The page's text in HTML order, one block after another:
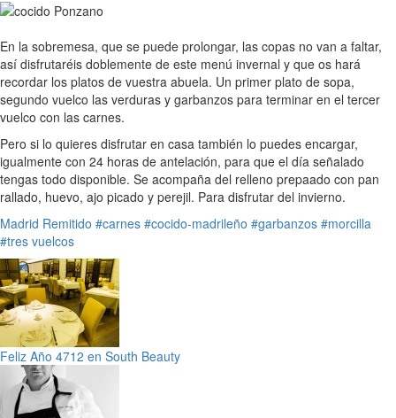
En la sobremesa, que se puede prolongar, las copas no van a faltar,
así disfrutaréis doblemente de este menú invernal y que os hará
recordar los platos de vuestra abuela. Un primer plato de sopa,
segundo vuelco las verduras y garbanzos para terminar en el tercer
vuelco con las carnes.
Pero si lo quieres disfrutar en casa también lo puedes encargar,
igualmente con 24 horas de antelación, para que el día señalado
tengas todo disponible. Se acompaña del relleno prepaado con pan
rallado, huevo, ajo picado y perejil. Para disfrutar del invierno.
Madrid Remitido #carnes #cocido-madrileño #garbanzos #morcilla
#tres vuelcos
Feliz Año 4712 en South Beauty